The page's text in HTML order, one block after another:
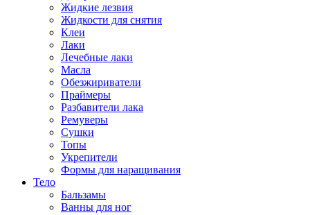
Жидкие лезвия
Жидкости для снятия
Клеи
Лаки
Лечебные лаки
Масла
Обезжириватели
Праймеры
Разбавители лака
Ремуверы
Сушки
Топы
Укрепители
Формы для наращивания
Тело
Бальзамы
Ванны для ног